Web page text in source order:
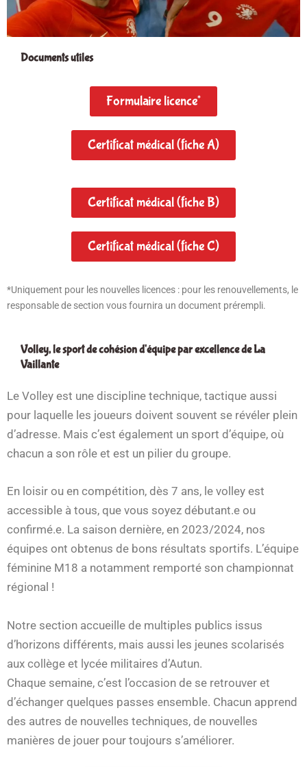
Documents utiles
Formulaire licence*
Certificat médical (fiche A)
Certificat médical (fiche B)
Certificat médical (fiche C)
*Uniquement pour les nouvelles licences : pour les renouvellements, le
responsable de section vous fournira un document prérempli.
Volley, le sport de cohésion d'équipe par excellence de La
Vaillante
Le Volley est une discipline technique, tactique aussi
pour laquelle les joueurs doivent souvent se révéler plein
d’adresse. Mais c’est également un sport d’équipe, où
chacun a son rôle et est un pilier du groupe.
En loisir ou en compétition, dès 7 ans, le volley est
accessible à tous, que vous soyez débutant.e ou
confirmé.e. La saison dernière, en 2023/2024, nos
équipes ont obtenus de bons résultats sportifs. L’équipe
féminine M18 a notamment remporté son championnat
régional !
Notre section accueille de multiples publics issus
d’horizons différents, mais aussi les jeunes scolarisés
aux collège et lycée militaires d’Autun.
Chaque semaine, c’est l’occasion de se retrouver et
d’échanger quelques passes ensemble. Chacun apprend
des autres de nouvelles techniques, de nouvelles
manières de jouer pour toujours s’améliorer.